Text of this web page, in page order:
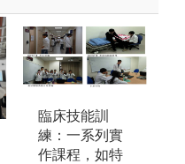
實驗實作課程
臨床技能訓
練：一系列實
作課程，如特